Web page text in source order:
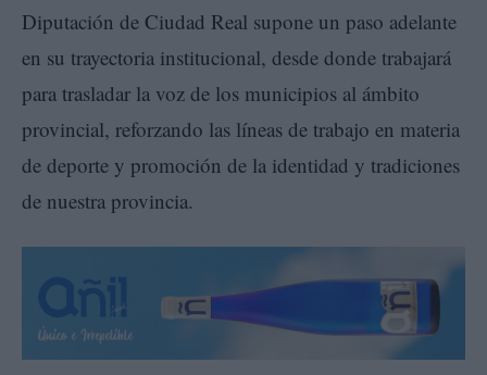
Diputación de Ciudad Real supone un paso adelante
en su trayectoria institucional, desde donde trabajará
para trasladar la voz de los municipios al ámbito
provincial, reforzando las líneas de trabajo en materia
de deporte y promoción de la identidad y tradiciones
de nuestra provincia.